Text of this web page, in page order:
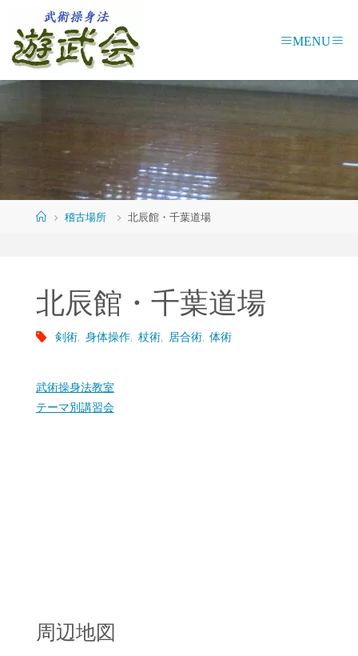
ツ
ス
ホ
稽古場所 北辰館・千葉道場
北辰館・千葉道場
剣術, 身体操作, 杖術, 居合術, 体術
武術操身法教室
テーマ別講習会
周辺地図